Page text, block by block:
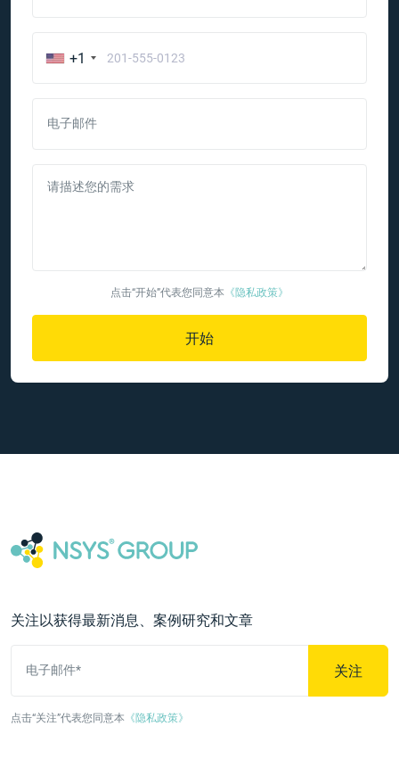
+1
电子邮件
请描述您的需求
点击“开始”代表您同意本 《隐私政策》
开始
关注以获得最新消息、案例研究和文章
电子邮件* 关注
点击“关注”代表您同意本 《隐私政策》